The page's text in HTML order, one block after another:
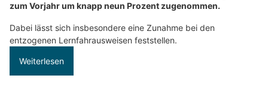
zum Vorjahr um knapp neun Prozent zugenommen.
Dabei lässt sich insbesondere eine Zunahme bei den
entzogenen Lernfahrausweisen feststellen.
Weiterlesen